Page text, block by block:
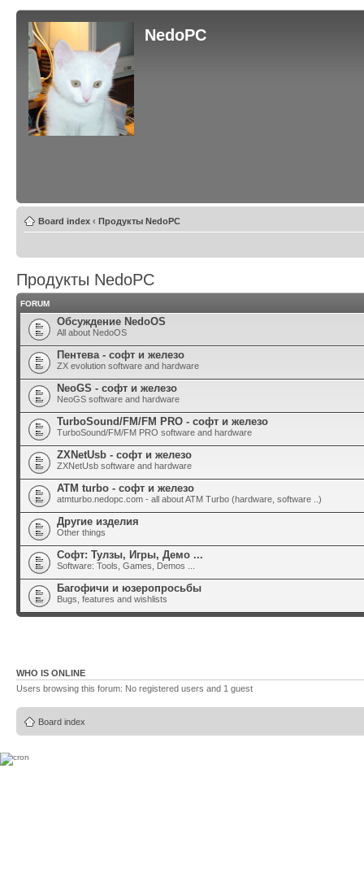
NedoPC
Board index ‹ Продукты NedoPC
Продукты NedoPC
FORUM
Обсуждение NedoOS
All about NedoOS
Пентева - софт и железо
ZX evolution software and hardware
NeoGS - софт и железо
NeoGS software and hardware
TurboSound/FM/FM PRO - софт и железо
TurboSound/FM/FM PRO software and hardware
ZXNetUsb - софт и железо
ZXNetUsb software and hardware
ATM turbo - софт и железо
atmturbo.nedopc.com - all about ATM Turbo (hardware, software ..)
Другие изделия
Other things
Софт: Тулзы, Игры, Демо ...
Software: Tools, Games, Demos ...
Багофичи и юзеропросьбы
Bugs, features and wishlists
WHO IS ONLINE
Users browsing this forum: No registered users and 1 guest
Board index